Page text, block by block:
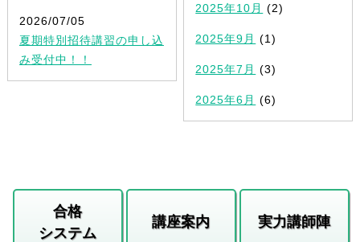
2026/07/05
夏期特別招待講習の申し込
み受付中！！
2025年10月 (2)
2025年9月 (1)
2025年7月 (3)
2025年6月 (6)
合格
システム
講座案内 実力講師陣